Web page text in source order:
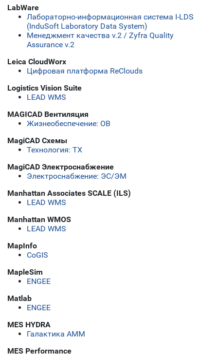
LabWare
Лабораторно-информационная система I-LDS
(InduSoft Laboratory Data System)
Менеджмент качества v.2 / Zyfra Quality
Assurance v.2
Leica CloudWorx
Цифровая платформа ReClouds
Logistics Vision Suite
LEAD WMS
MAGICAD Вентиляция
Жизнеобеспечение: ОВ
MagiCAD Схемы
Технология: ТХ
MagiCAD Электроснабжение
Электроснабжение: ЭС/ЭМ
Manhattan Associates SCALE (ILS)
LEAD WMS
Manhattan WMOS
LEAD WMS
MapInfo
CoGIS
MapleSim
ENGEE
Matlab
ENGEE
MES HYDRA
Галактика АММ
MES Performance